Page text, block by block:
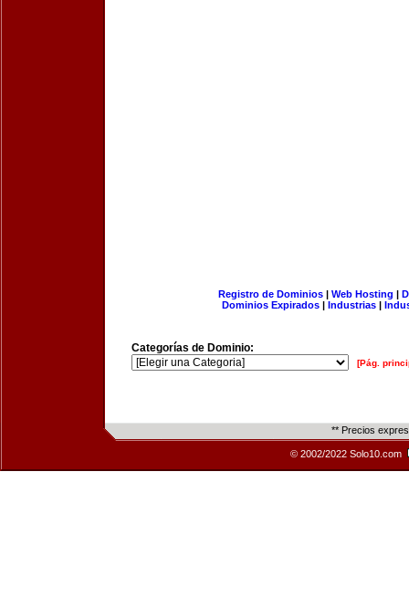
Registro de Dominios| Web Hosting |
Dominios Expirados | Industrias |
Categorías de Dominio:
[Pág.
** Precios
© 2002/2022 Solo10.com